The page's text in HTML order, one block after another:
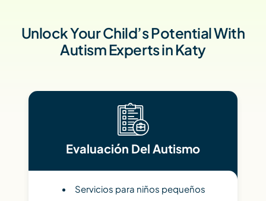
Unlock Your Child’s Potential With
Autism Experts in Katy
Evaluación Del Autismo
Servicios para niños pequeños